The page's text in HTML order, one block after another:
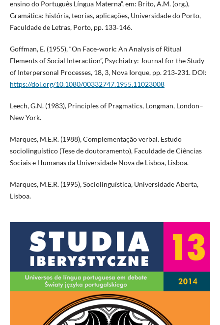
ensino do Português Língua Materna”, em: Brito, A.M. (org.),
Gramática: história, teorias, aplicações, Universidade do Porto,
Faculdade de Letras, Porto, pp. 133‑146.
Goffman, E. (1955), “On Face‑work: An Analysis of Ritual
Elements of Social Interaction”, Psychiatry: Journal for the Study
of Interpersonal Processes, 18, 3, Nova Iorque, pp. 213‑231. DOI:
https://doi.org/10.1080/00332747.1955.11023008
Leech, G.N. (1983), Principles of Pragmatics, Longman, London–
New York.
Marques, M.E.R. (1988), Complementação verbal. Estudo
sociolinguístico (Tese de doutoramento), Faculdade de Ciências
Sociais e Humanas da Universidade Nova de Lisboa, Lisboa.
Marques, M.E.R. (1995), Sociolinguística, Universidade Aberta,
Lisboa.